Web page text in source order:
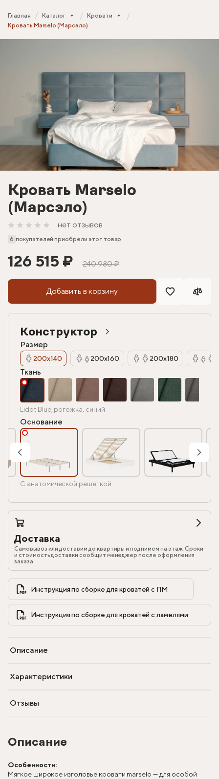
Главная Каталог
Кровати
Кровать Marselo (Марсэло)
Описание
Особенности:
Мягкое широкое изголовье кровати marselo — для особой
Кровать Marselo
(Марсэло)
нет отзывов
6 покупателей приобрели этот товар
126 515 ₽ 240 980 ₽
Добавить в корзину
Конструктор
Размер
200х140 200х160 200х180
Ткань
Lidot Blue, рогожка, синий
Основание
С анатомической решеткой
Доставка
Самовывоз или доставим до квартиры и поднимем на этаж. Сроки
и стоимость доставки сообщит менеджер после оформления
заказа.
Инструкция по сборке для кроватей с ПМ
Описание
Характеристики
Отзывы